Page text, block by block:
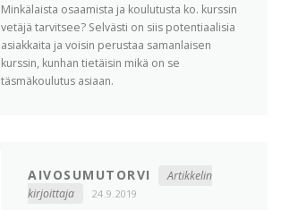
Minkälaista osaamista ja koulutusta ko. kurssin
vetäjä tarvitsee? Selvästi on siis potentiaalisia
asiakkaita ja voisin perustaa samanlaisen
kurssin, kunhan tietäisin mikä on se
täsmäkoulutus asiaan.
AIVOSUMUTORVI
Artikkelin
kirjoittaja
24.9.2019